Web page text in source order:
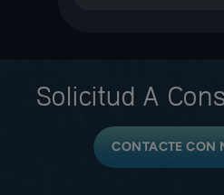
Solicitud A
CONTACTE CON